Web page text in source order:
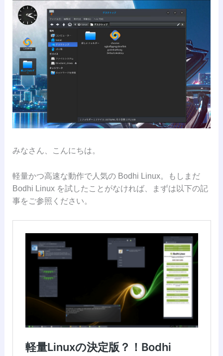
みなさん、こんにちは。
軽量かつ高速な動作で人気の Bodhi Linux。もしまだ
Bodhi Linux を試したことがなければ、まずは以下の記
事をご参照ください。